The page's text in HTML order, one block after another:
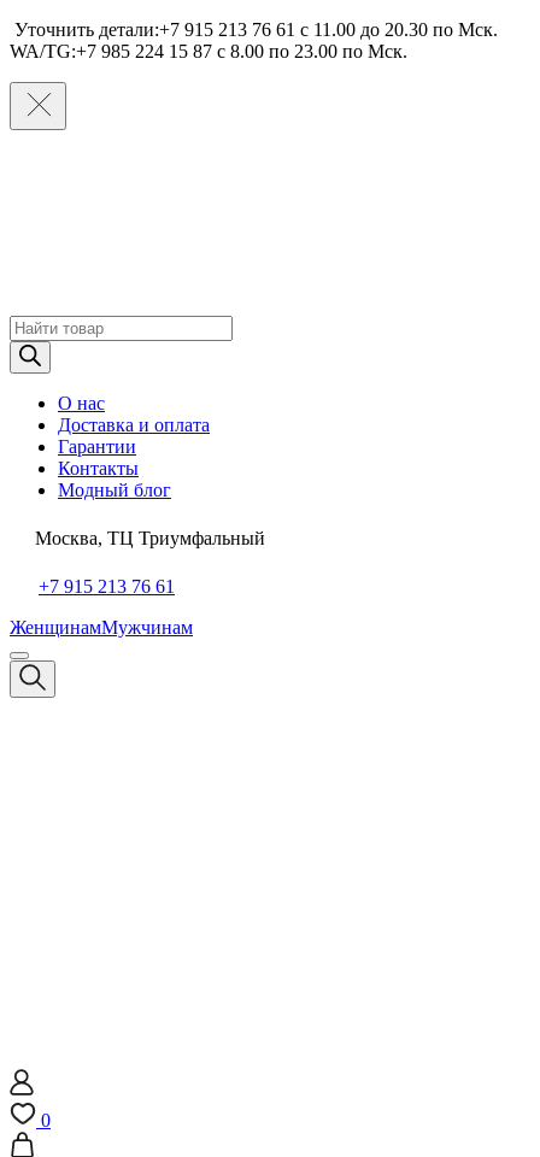
Уточнить детали:+7 915 213 76 61 c 11.00 до 20.30 по Мcк.
WA/TG:+7 985 224 15 87 c 8.00 по 23.00 по Мcк.
Поиск
товаров
О нас
Доставка и оплата
Гарантии
Контакты
Модный блог
Москва, ТЦ Триумфальный
+7 915 213 76 61
ЖенщинамМужчинам
0